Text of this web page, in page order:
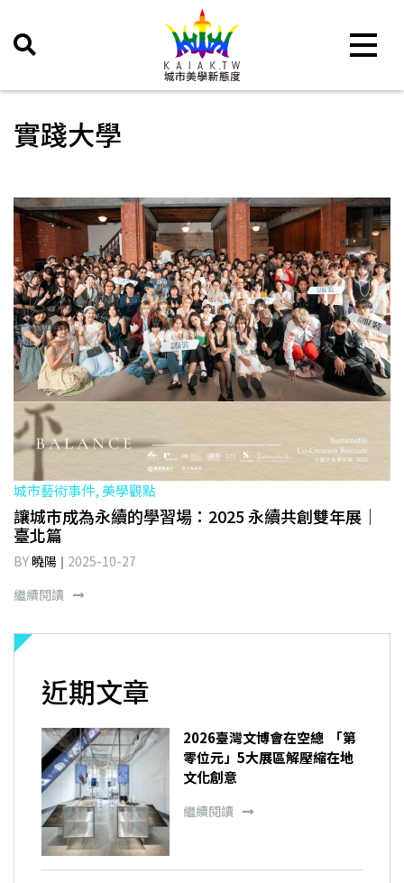
Toggle
實踐大學
城市藝術事件, 美學觀點
讓城市成為永續的學習場：2025 永續共創雙年展｜
臺北篇
BY曉陽
2025-10-27
繼續閱讀
近期文章
2026臺灣文博會在空總 「第
零位元」5大展區解壓縮在地
文化創意
繼續閱讀